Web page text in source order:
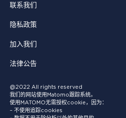
联系我们
隐私政策
加入我们
法律公告
@2022 All rights reserved
我们的网站使用Matomo跟踪系统。
使用MATOMO无需授权cookie，因为：
– 不使用追踪cookies